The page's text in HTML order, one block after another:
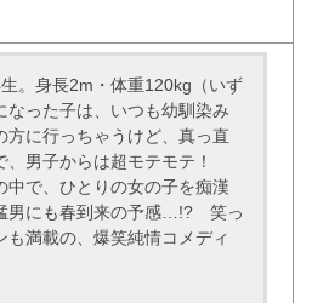
。身長2m・体重120kg（いず
なった子は、いつも幼馴染み
方に行っちゃうけど、真っ直
、男子からは超モテモテ！
中で、ひとりの女の子を痴漢
男にも春到来の予感…!? 笑っ
も満載の、爆笑純情コメディ